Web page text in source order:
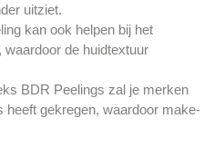
uitziet.
kan ook helpen bij het
de huidtextuur
BDR Peelings zal je merken
heeft gekregen, waardoor make-